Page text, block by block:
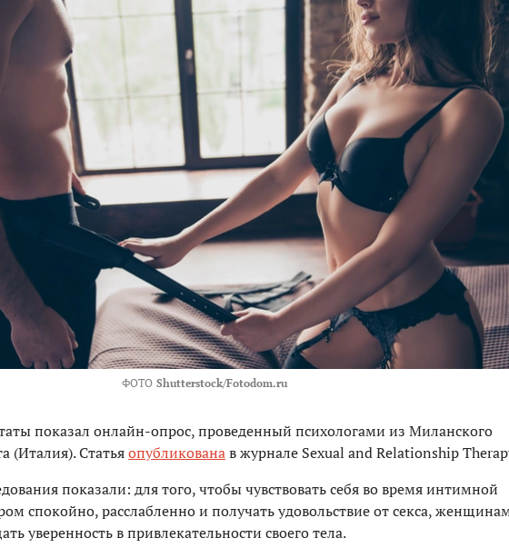
ФОТО Shutterstock/Fotodom.ru
показал онлайн-опрос, проведенный психологами из Миланского
(Италия). Статьяопубликованав журнале Sexual and Relationship
показали: для того, чтобы чувствовать себя во время интимной
спокойно, расслабленно и получать удовольствие от секса,
уверенность в привлекательности своего тела.